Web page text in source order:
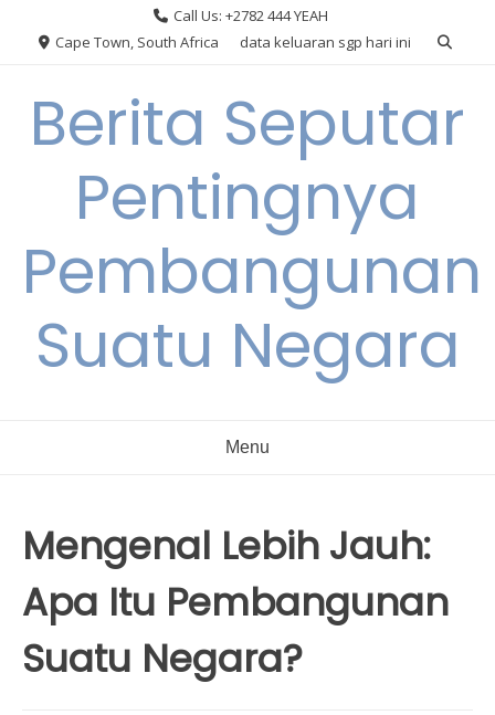
Call Us: +2782 444 YEAH
Cape Town, South Africa
data keluaran sgp hari ini
Berita Seputar
Pentingnya
Pembangunan
Suatu Negara
Menu
Mengenal Lebih Jauh:
Apa Itu Pembangunan
Suatu Negara?